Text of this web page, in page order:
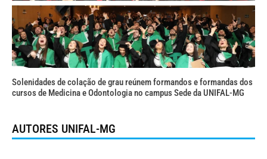
Solenidades de colação de grau reúnem formandos e formandas dos
cursos de Medicina e Odontologia no campus Sede da UNIFAL-MG
AUTORES UNIFAL-MG